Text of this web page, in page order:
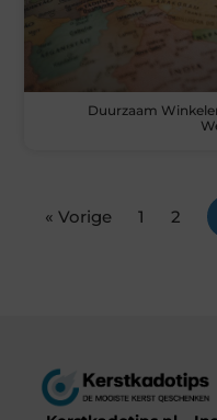
Duurzaam
« Vorige 1 2